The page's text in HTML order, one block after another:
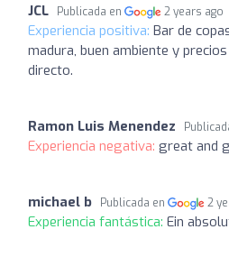
JCL Publicada en 2 years ago
Experiencia positiva: Bar de
madura, buen ambiente y
directo.
Ramon Luis Menendez
Experiencia negativa: great and
michael b Publicada en 2
Experiencia fantástica: Ein